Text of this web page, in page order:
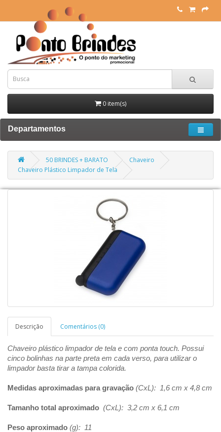
0 item(s)
Departamentos
50 BRINDES + BARATO
Chaveiro
Chaveiro Plástico Limpador de Tela
Descrição Comentários (0)
Chaveiro plástico limpador de tela e com ponta touch. Possui
cinco bolinhas na parte preta em cada verso, para utilizar o
limpador basta tirar a tampa colorida.
Medidas aproximadas para gravação (CxL): 1,6 cm x 4,8 cm
Tamanho total aproximado (CxL): 3,2 cm x 6,1 cm
Peso aproximado (g): 11